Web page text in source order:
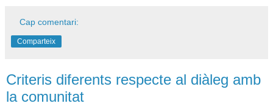
Cap comentari:
Comparteix
Criteris diferents respecte al diàleg amb
la comunitat